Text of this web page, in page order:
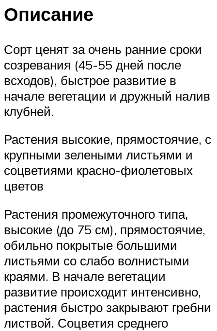
Описание
Сорт ценят за очень ранние сроки
созревания (45-55 дней после
всходов), быстрое развитие в
начале вегетации и дружный налив
клубней.
Растения высокие, прямостоячие, с
крупными зелеными листьями и
соцветиями красно-фиолетовых
цветов
Растения промежуточного типа,
высокие (до 75 см), прямостоячие,
обильно покрытые большими
листьями со слабо волнистыми
краями. В начале вегетации
развитие происходит интенсивно,
растения быстро закрывают гребни
листвой. Соцветия среднего